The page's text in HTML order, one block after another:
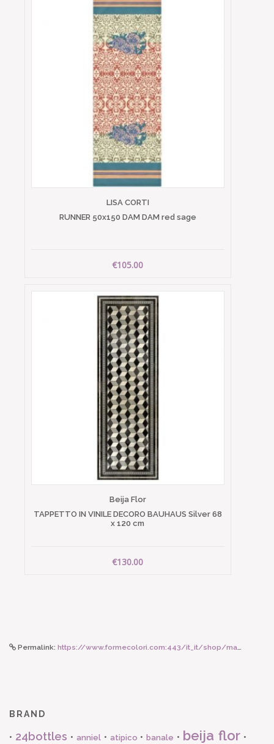
LISA CORTI
RUNNER 50x150 DAM DAM red sage
€105.00
Beija Flor
TAPPETTO IN VINILE DECORO BAUHAUS Silver 68
x 120 cm
€130.00
Permalink: https://www.formecolori.com:443/it_it/shop/maman_et_sophie/anelli_con_lettera/maman_et_sophie_anello_regolabile_con_lettera_s/6600
BRAND
• 24bottles • anniel• atipico •banale • beija flor •